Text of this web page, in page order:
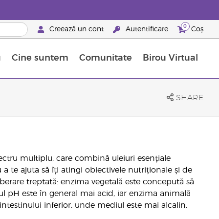
Creează un cont Autentificare 0 Coș
Cine suntem Comunitate Birou Virtual
SHARE
multiplu, care combină uleiuri esențiale
te ajuta să îți atingi obiectivele nutriționale și de
treptată: enzima vegetală este concepută să
pH este în general mai acid, iar enzima animală
inferior, unde mediul este mai alcalin.